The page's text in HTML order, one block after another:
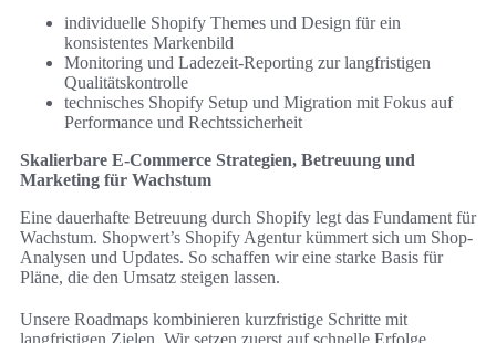
individuelle Shopify Themes und Design für ein
konsistentes Markenbild
Monitoring und Ladezeit-Reporting zur langfristigen
Qualitätskontrolle
technisches Shopify Setup und Migration mit Fokus auf
Performance und Rechtssicherheit
Skalierbare E-Commerce Strategien, Betreuung und
Marketing für Wachstum
Eine dauerhafte Betreuung durch Shopify legt das Fundament für
Wachstum. Shopwert’s Shopify Agentur kümmert sich um Shop-
Analysen und Updates. So schaffen wir eine starke Basis für
Pläne, die den Umsatz steigen lassen.
Unsere Roadmaps kombinieren kurzfristige Schritte mit